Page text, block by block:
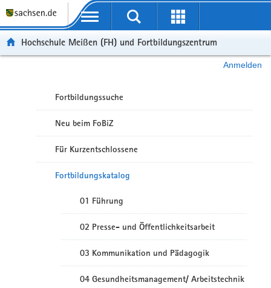
Portalübergreifende Navigation
Hochschule Meißen (FH) und Fortbildungszentrum
Anmelden
Fortbildungssuche
Neu beim FoBiZ
Für Kurzentschlossene
Fortbildungskatalog
01 Führung
02 Presse- und Öffentlichkeitsarbeit
03 Kommunikation und Pädagogik
04 Gesundheitsmanagement/ Arbeitstechnik